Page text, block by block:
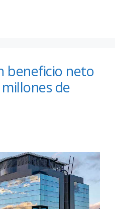
beneficio neto
de